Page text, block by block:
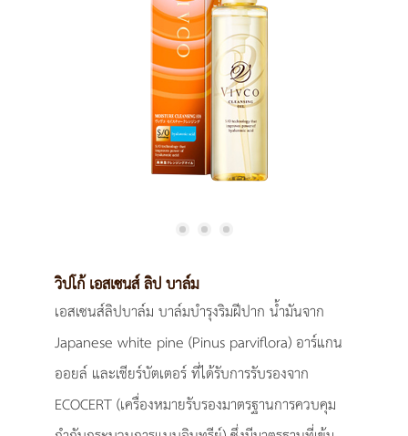
วิปโก้ เอสเซนส์ ลิป บาล์ม
เอสเซนส์ลิปบาล์ม บาล์มบำรุงริมฝีปาก น้ำมันจาก
Japanese white pine (Pinus parviflora) อาร์แกน
ออยล์ และเชียร์บัตเตอร์ ที่ได้รับการรับรองจาก
ECOCERT (เครื่องหมายรับรองมาตรฐานการควบคุม